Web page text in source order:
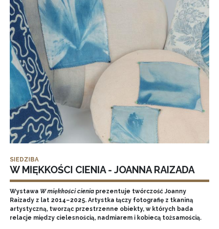
SIEDZIBA
W MIĘKKOŚCI CIENIA - JOANNA RAIZADA
Wystawa W miękkości cieniaprezentuje twórczość Joanny
Raizady z lat 2014–2025. Artystka łączy fotografię z tkaniną
artystyczną, tworząc przestrzenne obiekty, w których bada
relacje między cielesnością, nadmiarem i kobiecą tożsamością.